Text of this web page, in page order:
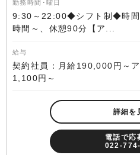
勤務時間･曜日
9:30～22:00◆シフト制◆時間
時間～、休憩90分【ア...
給与
契約社員：月給190,000円～
1,100円～
詳細を
電話で応
022-